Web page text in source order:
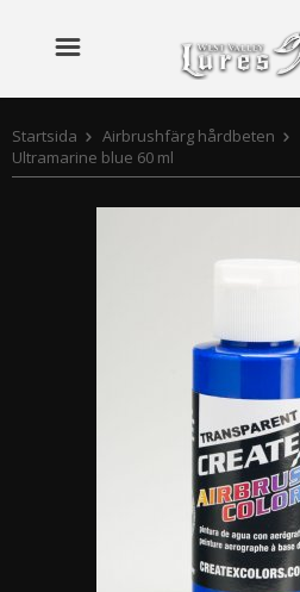
Startsida Airbrushfärg hårdbeten
Ultramarine blue 60 ml